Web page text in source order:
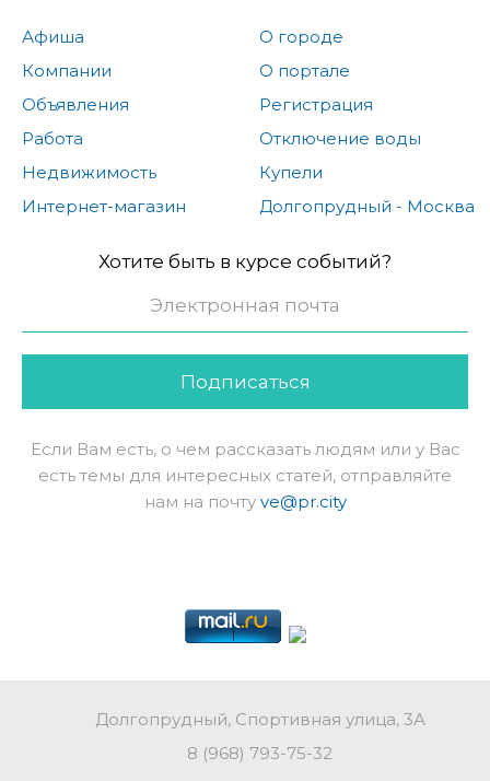
Афиша
Компании
Объявления
Работа
Недвижимость
Интернет-магазин
О городе
О портале
Регистрация
Отключение воды
Купели
Долгопрудный - Москва
Хотите быть в курсе событий?
Подписаться
Если Вам есть, о чем рассказать людям или у Вас
есть темы для интересных статей, отправляйте
нам на почту ve@pr.city
Долгопрудный, Спортивная улица, 3А
8 (968) 793-75-32